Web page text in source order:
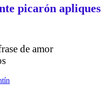
picarón apliques
de amor